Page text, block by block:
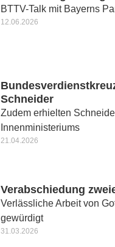
BTTV-Talk mit Bayerns
12.06.2026
Schneider
Zudem erhielten
Innenministeriums
21.04.2026
Verabschiedung
Verlässliche Arbeit von
gewürdigt
31.03.2026